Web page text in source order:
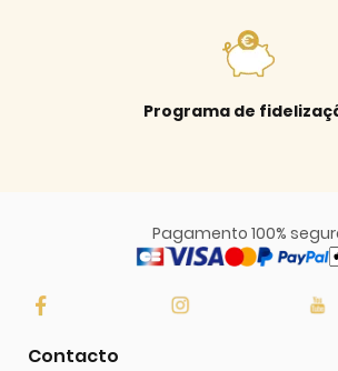
Programa de
Pagamento 100%
Contacto